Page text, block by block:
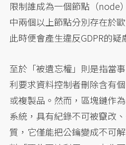
限制誰成為一個節點（node
中兩個以上節點分別存在於
此時便會產生違反GDPR的疑
至於「被遺忘權」則是指當
利要求資料控制者刪除含有
或複製品。然而，區塊鏈作
系統，具有紀錄不可被竄改
質，它僅能把公鑰變成不可